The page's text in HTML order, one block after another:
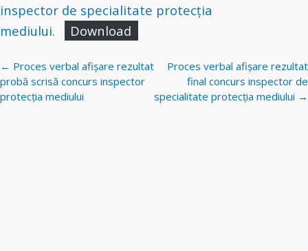
inspector de specialitate protecția
mediului.
Download
Navigare
postări
← Proces verbal afișare rezultat
probă scrisă concurs inspector
protecția mediului
Proces verbal afișare rezultat
final concurs inspector de
specialitate protecția mediului →